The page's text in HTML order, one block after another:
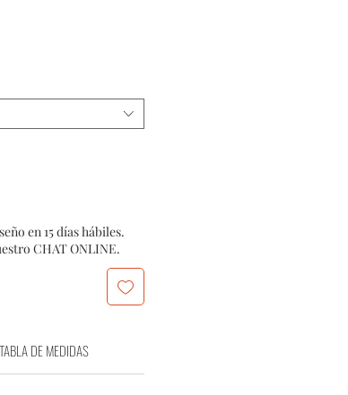
en 15 días hábiles.
CHAT ONLINE.
TABLA DE MEDIDAS